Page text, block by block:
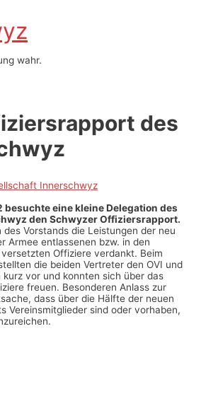
wahr.
des
Innerschwyz
besuchte eine kleine Delegation des
den Schwyzer Offiziersrapport.
des Vorstands die Leistungen der neu
Armee entlassenen bzw. in den
Offiziere verdankt. Beim
die beiden Vertreter den OVI und
kurz vor und konnten sich über das
freuen. Besonderen Anlass zur
dass über die Hälfte der neuen
Vereinsmitglieder sind oder vorhaben,